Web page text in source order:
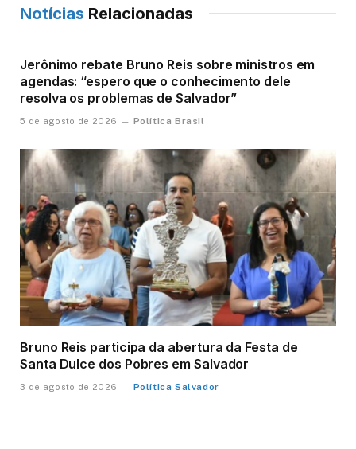
Notícias Relacionadas
Jerônimo rebate Bruno Reis sobre ministros em
agendas: “espero que o conhecimento dele
resolva os problemas de Salvador”
5 de agosto de 2026 Política Brasil
Bruno Reis participa da abertura da Festa de
Santa Dulce dos Pobres em Salvador
3 de agosto de 2026 Política Salvador